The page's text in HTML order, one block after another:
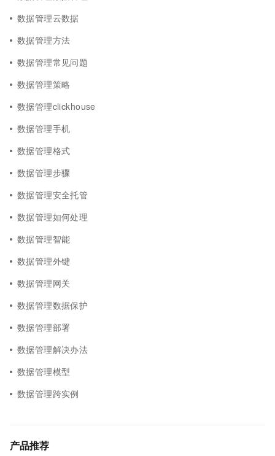
数据管理云数据
数据管理方法
数据管理常见问题
数据管理策略
数据管理clickhouse
数据管理手机
数据管理格式
数据管理步骤
数据管理安全托管
数据管理如何处理
数据管理智能
数据管理外键
数据管理网关
数据管理数据保护
数据管理部署
数据管理解决办法
数据管理模型
数据管理跨实例
产品推荐